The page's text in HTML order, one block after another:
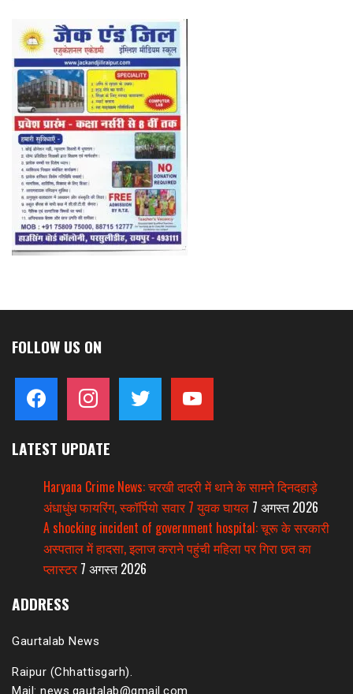
FOLLOW US ON
facebook instagram twitter
LATEST UPDATE
Haryana Crime News: चरखी दादरी में थाने के सामने दिनदहाड़े
अंधाधुंध फायरिंग, स्कॉर्पियो सवार 7 युवक घायल 7 अगस्त 2026
A shocking incident of government hospital: चूरू के सरकारी
अस्पताल में हादसा, इलाज कराने पहुंची महिला पर गिरा छत का
प्लास्टर 7 अगस्त 2026
ADDRESS
Gaurtalab News
Raipur (Chhattisgarh).
Mail: news.gautalab@gmail.com